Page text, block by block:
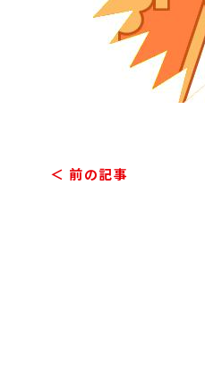
＜ 前の記事